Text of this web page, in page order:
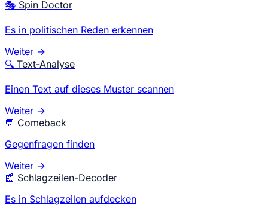
🎭 Spin Doctor
Es in politischen Reden erkennen
Weiter →
🔍 Text-Analyse
Einen Text auf dieses Muster scannen
Weiter →
💬 Comeback
Gegenfragen finden
Weiter →
📰 Schlagzeilen-Decoder
Es in Schlagzeilen aufdecken